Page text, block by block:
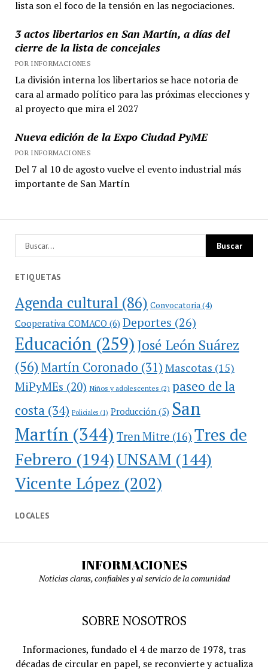
lista son el foco de la tensión en las negociaciones.
3 actos libertarios en San Martín, a días del
cierre de la lista de concejales
POR INFORMACIONES
La división interna los libertarios se hace notoria de
cara al armado político para las próximas elecciones y
al proyecto que mira el 2027
Nueva edición de la Expo Ciudad PyME
POR INFORMACIONES
Del 7 al 10 de agosto vuelve el evento industrial más
importante de San Martín
ETIQUETAS
Agenda cultural (86) Convocatoria (4)
Cooperativa COMACO(6) Deportes (26)
Educación(259)José León Suárez
(56)Martín Coronado (31) Mascotas (15)
MiPyMEs (20) Niños y adolescentes (2) paseo de la
costa(34) Policiales(1) Producción(5) San
Martín(344) Tren Mitre (16) Tres de
Febrero (194)UNSAM (144)
Vicente López (202)
LOCALES
INFORMACIONES
Noticias claras, confiables y al servicio de la comunidad
SOBRE NOSOTROS
Informaciones, fundado el 4 de marzo de 1978, tras
décadas de circular en papel, se reconvierte y actualiza